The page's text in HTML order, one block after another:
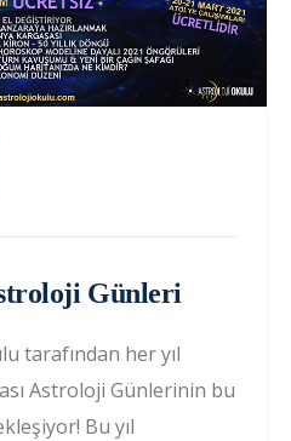
Günleri
tarafından her yıl
Astroloji Günlerinin bu
Bu yıl